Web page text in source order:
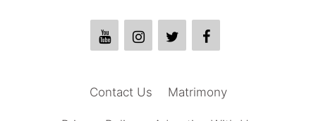
Matrimony
Contact Us